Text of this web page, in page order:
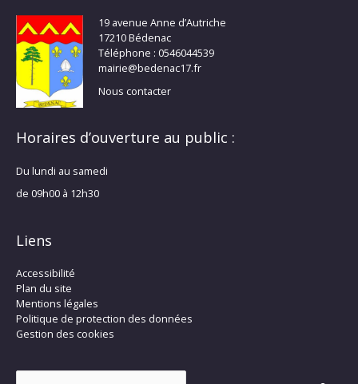
19 avenue Anne d’Autriche
17210 Bédenac
Téléphone : 0546044539
mairie@bedenac17.fr
Nous contacter
Horaires d’ouverture au public :
Du lundi au samedi
de 09h00 à 12h30
Liens
Accessibilité
Plan du site
Mentions légales
Politique de protection des données
Gestion des cookies